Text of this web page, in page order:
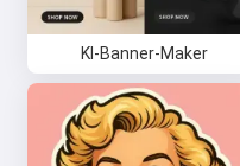
KI-Banner-Maker